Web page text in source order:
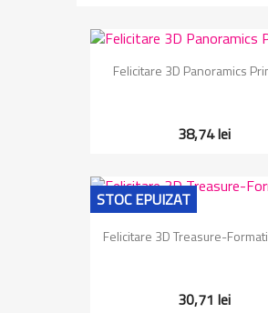
Felicitare 3D Panoramics
38,74 lei
Felicitare 3D Treasure-
30,71 lei
STOC EPUIZAT